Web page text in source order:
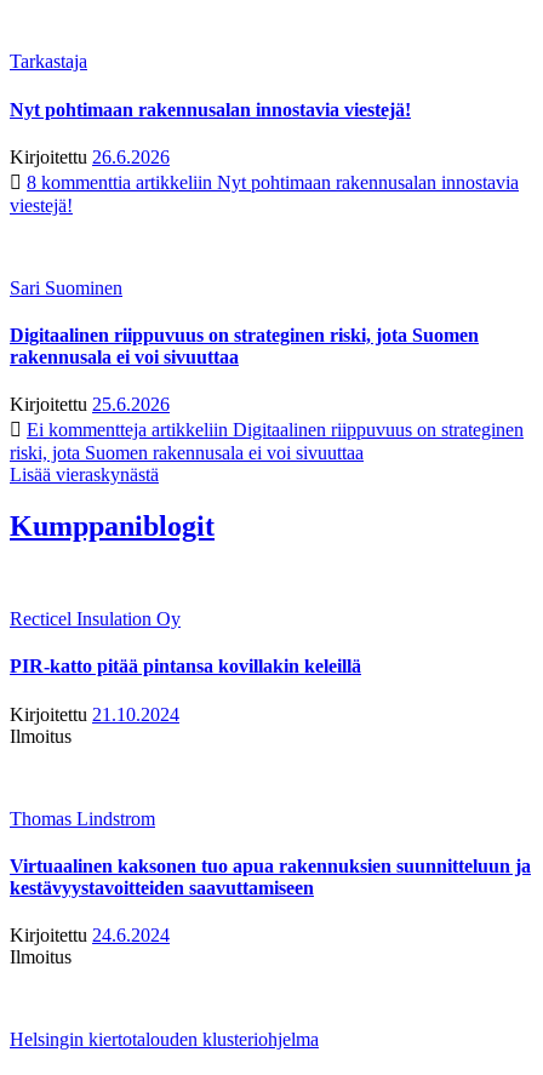
Tarkastaja
Nyt pohtimaan rakennusalan innostavia viestejä!
Kirjoitettu 26.6.2026
8 kommenttia artikkeliin Nyt pohtimaan rakennusalan innostavia
viestejä!
Sari Suominen
Digitaalinen riippuvuus on strateginen riski, jota Suomen
rakennusala ei voi sivuuttaa
Kirjoitettu 25.6.2026
Ei kommentteja artikkeliin Digitaalinen riippuvuus on strateginen
riski, jota Suomen rakennusala ei voi sivuuttaa
Lisää vieraskynästä
Kumppaniblogit
Recticel Insulation Oy
PIR-katto pitää pintansa kovillakin keleillä
Kirjoitettu 21.10.2024
Ilmoitus
Thomas Lindstrom
Virtuaalinen kaksonen tuo apua rakennuksien suunnitteluun ja
kestävyystavoitteiden saavuttamiseen
Kirjoitettu 24.6.2024
Ilmoitus
Helsingin kiertotalouden klusteriohjelma